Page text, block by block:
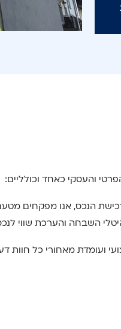
והעסקי כאחד וכולליים:
השבחה והערכת שווי
ועומדת מאחורי כל